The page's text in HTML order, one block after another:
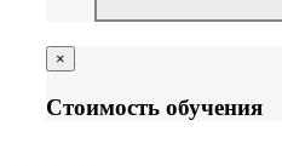
×
Стоимость обучения